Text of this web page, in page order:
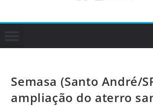
Semasa (Santo André/
ampliação do aterro